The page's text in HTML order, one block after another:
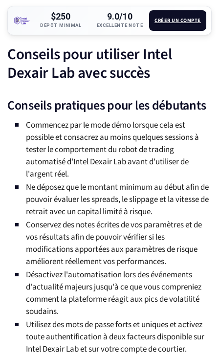
$250
DÉPÔT MINIMAL
9.0/10
EXCELLENTE NOTE
CRÉER UN COMPTE
Conseils pour utiliser Intel
Dexair Lab avec succès
Conseils pratiques pour les débutants
Commencez par le mode démo lorsque cela est
possible et consacrez au moins quelques sessions à
tester le comportement du robot de trading
automatisé d'Intel Dexair Lab avant d'utiliser de
l'argent réel.
Ne déposez que le montant minimum au début afin de
pouvoir évaluer les spreads, le slippage et la vitesse de
retrait avec un capital limité à risque.
Conservez des notes écrites de vos paramètres et de
vos résultats afin de pouvoir vérifier si les
modifications apportées aux paramètres de risque
améliorent réellement vos performances.
Désactivez l'automatisation lors des événements
d'actualité majeurs jusqu'à ce que vous compreniez
comment la plateforme réagit aux pics de volatilité
soudains.
Utilisez des mots de passe forts et uniques et activez
toute authentification à deux facteurs disponible sur
Intel Dexair Lab et sur votre compte de courtier.